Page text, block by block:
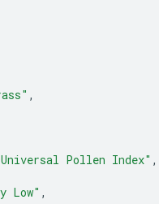
,
Pollen Index" ,
Low" ,